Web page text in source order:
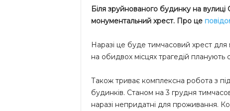
Біля зруйнованого будинку на
монументальний хрест. Про це
Наразі це буде тимчасовий хрест
на обидвох місцях трагедій планують
Також триває комплексна робота з
будинків. Станом на 3 грудня
наразі непридатні для проживання.